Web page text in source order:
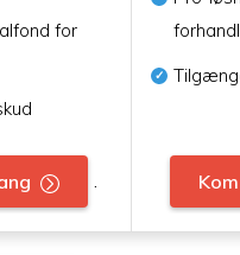
for
.